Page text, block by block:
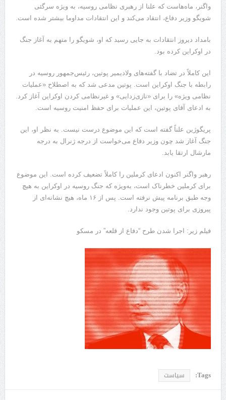
واگنر، ماه‌هاست که علنا از رهبری نظامی روسیه، به ویژه سرگئی
شویگو وزیر دفاع، انتقاد می‌کند و این انتقادات مداوما بیشتر شده است.
بامداد دیروز انتقادات به جایی رسید که او، شویگو را متهم به آغاز جنگ
در اوکراین کرده بود.
این کاملاً در تضاد با گفته‌های ولادیمیر پوتین، رئیس‌جمهور روسیه در
رابطه با جنگ اوکراین است. پوتین مدعی شد که به اصطلاح «عملیات
نظامی ویژه» را برای «نازی‌زدایی» و غیرنظامی کردن اوکراین آغاز کرد.
به ادعای آقای پوتین، این عملیات برای حفظ امنیت روسیه است.
پریگوژین علناً گفته است که این موضوع درست نیست. به نظر او، این
جنگ آغاز شد چون وزیر دفاع می‌خواست از درجه ژنرال به درجه
مارشال ارتقا یابد.
رهبر واگنر اکنون ادعای کرملین را کاملاً تضعیف کرده است. این موضوع
برای کرملین خطرناک است، به‌ویژه که جنگ روسیه در اوکراین به هیچ
وجه طبق برنامه پیش نرفته است. پس از ۱۶ ماه، هیچ نشانه‌ای از
پیروزی برای پوتین وجود ندارد.
فیلم زیر: اجرا شدن طرح “دفاع از قلعه” در مسکو
Tags: سیاست